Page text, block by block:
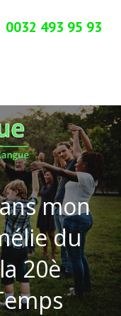
0032 493 95 93
mon
du
20è